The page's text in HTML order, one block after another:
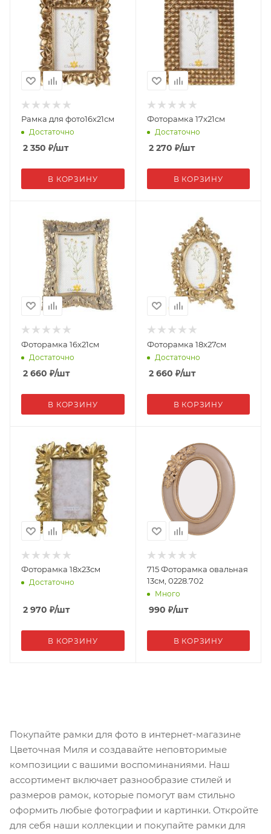
Рамка для фото16х21см
Достаточно
2 350 ₽/шт
В КОРЗИНУ
Фоторамка 17х21см
Достаточно
2 270 ₽/шт
В КОРЗИНУ
Фоторамка 16х21см
Достаточно
2 660 ₽/шт
В КОРЗИНУ
Фоторамка 18х27см
Достаточно
2 660 ₽/шт
В КОРЗИНУ
Фоторамка 18х23см
Достаточно
2 970 ₽/шт
В КОРЗИНУ
715 Фоторамка овальная
13см, 0228.702
Много
990 ₽/шт
В КОРЗИНУ
Покупайте рамки для фото в интернет-магазине
Цветочная Миля и создавайте неповторимые
композиции с вашими воспоминаниями. Наш
ассортимент включает разнообразие стилей и
размеров рамок, которые помогут вам стильно
оформить любые фотографии и картинки. Откройте
для себя наши коллекции и покупайте рамки для